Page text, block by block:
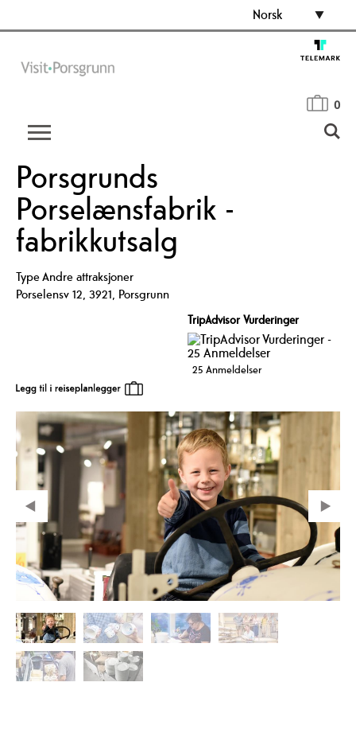
Norsk
0
Porsgrunds
Porselænsfabrik -
fabrikkutsalg
TypeAndre attraksjoner
Porselensv 12, 3921, Porsgrunn
TripAdvisor Vurderinger
25 Anmeldelser